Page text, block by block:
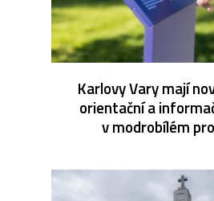
Karlovy Vary mají
orientační a
v modrobílém